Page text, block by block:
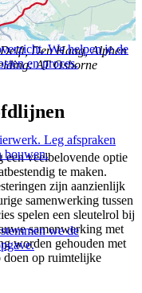
We helpen je de
en proces.
Leg afspraken
bouwen.
we de
Den Haag, Alphen
AT Osborne
veelbelovende optie
te maken.
zijn aanzienlijk
samenwerking tussen
spelen een sleutelrol bij
samenwerking met
worden gehouden met
doen op ruimtelijke